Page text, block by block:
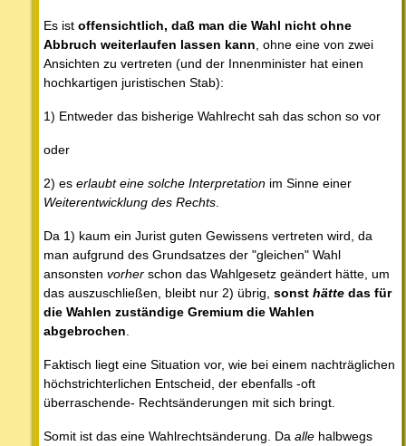
Es ist offensichtlich, daß man die Wahl nicht ohne
Abbruch weiterlaufen lassen kann , ohne eine von zwei
Ansichten zu vertreten (und der Innenminister hat einen
hochkartigen juristischen Stab):
1) Entweder das bisherige Wahlrecht sah das schon so vor
oder
2) es erlaubt eine solche Interpretation im Sinne einer
Weiterentwicklung des Rechts
Da 1) kaum ein Jurist guten Gewissens vertreten wird, da
man aufgrund des Grundsatzes der "gleichen" Wahl
ansonsten vorher schon das Wahlgesetz geändert hätte, um
das auszuschließen, bleibt nur 2) übrig, sonst hätte das für
die Wahlen zuständige Gremium die Wahlen
abgebrochen
Faktisch liegt eine Situation vor, wie bei einem nachträglichen
höchstrichterlichen Entscheid, der ebenfalls -oft
überraschende- Rechtsänderungen mit sich bringt.
Somit ist das eine Wahlrechtsänderung. Da alle halbwegs